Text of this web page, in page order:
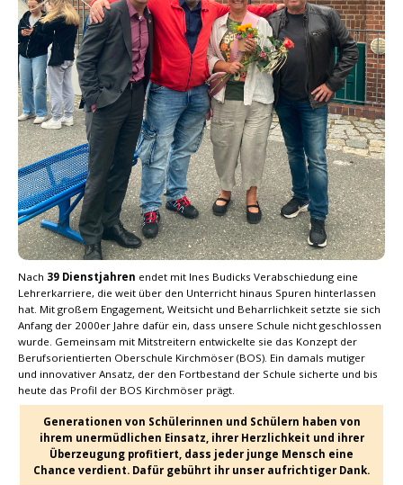
Nach 39 Dienstjahren endet mit Ines Budicks Verabschiedung eine
Lehrerkarriere, die weit über den Unterricht hinaus Spuren hinterlassen
hat. Mit großem Engagement, Weitsicht und Beharrlichkeit setzte sie sich
Anfang der 2000er Jahre dafür ein, dass unsere Schule nicht geschlossen
wurde. Gemeinsam mit Mitstreitern entwickelte sie das Konzept der
Berufsorientierten Oberschule Kirchmöser (BOS). Ein damals mutiger
und innovativer Ansatz, der den Fortbestand der Schule sicherte und bis
heute das Profil der BOS Kirchmöser prägt.
Generationen von Schülerinnen und Schülern haben von
ihrem unermüdlichen Einsatz, ihrer Herzlichkeit und ihrer
Überzeugung profitiert, dass jeder junge Mensch eine
Chance verdient. Dafür gebührt ihr unser aufrichtiger Dank.